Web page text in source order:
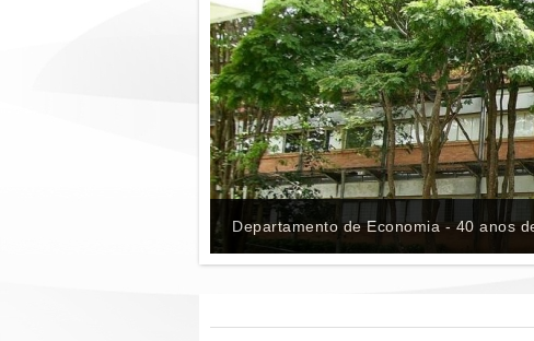
Departamento de Economia - 40 anos